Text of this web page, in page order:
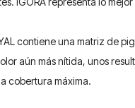
contiene una matriz de
aún más nítida, unos
cobertura máxima.